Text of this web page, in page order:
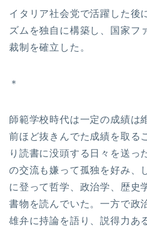
イタリア社会党で活躍した後
ズムを独自に構築し、国家フ
裁制を確立した。
＊
師範学校時代は一定の成績は
前ほど抜きんでた成績を取る
り読書に没頭する日々を送っ
の交流も嫌って孤独を好み、
に登って哲学、政治学、歴史
書物を読んでいた。一方で政
雄弁に持論を語り、説得力あ